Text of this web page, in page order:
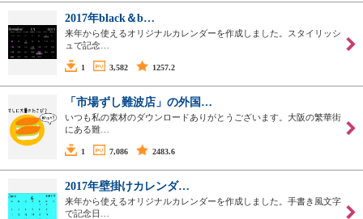
2017年black＆b…
来年から使えるオリジナルカレンダーを作成しました。スタイリッシ
ュで記念…
1 3,582 1257.2
「市場ずし難波店」の外国…
いつも私の素材のダウンロードありがとうございます。大阪の繁華街
にある難…
1 7,086 2483.6
2017年壁掛けカレンダ…
来年から使えるオリジナルカレンダーを作成しました。手書き風文字
で記念日…